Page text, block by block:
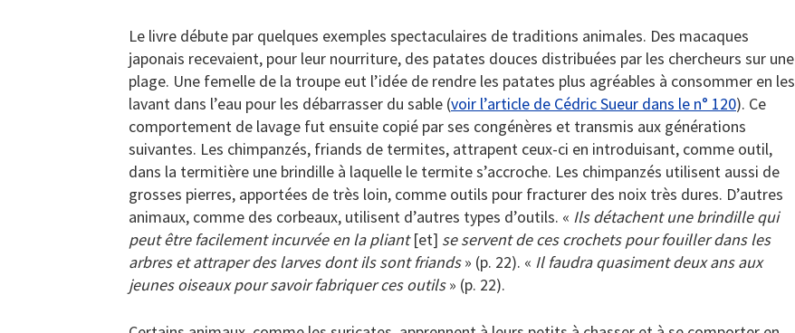
Le livre débute par quelques exemples spectaculaires de traditions animales. Des macaques
japonais recevaient, pour leur nourriture, des patates douces distribuées par les chercheurs sur une
plage. Une femelle de la troupe eut l’idée de rendre les patates plus agréables à consommer en les
lavant dans l’eau pour les débarrasser du sable (voir l’article de Cédric Sueur dans le n° 120). Ce
comportement de lavage fut ensuite copié par ses congénères et transmis aux générations
suivantes. Les chimpanzés, friands de termites, attrapent ceux-ci en introduisant, comme outil,
dans la termitière une brindille à laquelle le termite s’accroche. Les chimpanzés utilisent aussi de
grosses pierres, apportées de très loin, comme outils pour fracturer des noix très dures. D’autres
animaux, comme des corbeaux, utilisent d’autres types d’outils. « Ils détachent une brindille qui
peut être facilement incurvée en la pliant[et] se servent de ces crochets pour fouiller dans les
arbres et attraper des larves dont ils sont friands» (p. 22). « Il faudra quasiment deux ans aux
jeunes oiseaux pour savoir fabriquer ces outils» (p. 22).